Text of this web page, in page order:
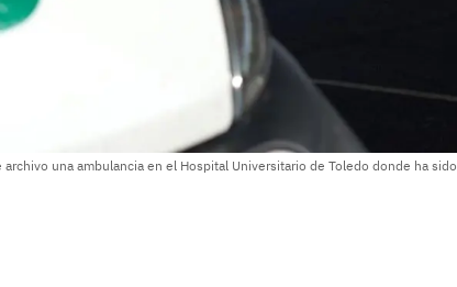
archivo una ambulancia en el Hospital Universitario de Toledo donde ha